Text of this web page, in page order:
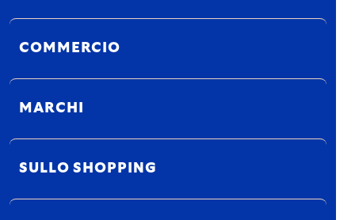
COMMERCIO
MARCHI
SULLO SHOPPING